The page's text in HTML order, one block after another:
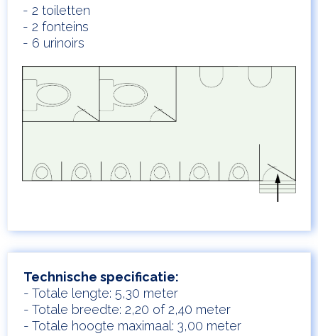
- 2 toiletten
- 2 fonteins
- 6 urinoirs
Technische specificatie:
- Totale lengte: 5,30 meter
- Totale breedte: 2,20 of 2,40 meter
- Totale hoogte maximaal: 3,00 meter